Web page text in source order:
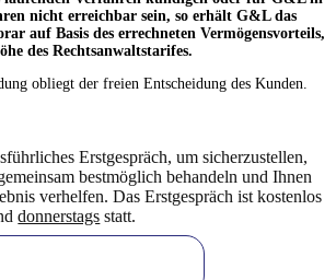
nicht erreichbar sein, so erhält G&L das
auf Basis des errechneten Vermögensvorteils,
des Rechtsanwaltstarifes.
obliegt der freien Entscheidung des Kunden.
Erstgespräch, um sicherzustellen,
bestmöglich behandeln und Ihnen
verhelfen. Das Erstgespräch ist kostenlos
donnerstags statt.